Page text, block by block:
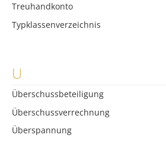
Treuhandkonto
Typklassenverzeichnis
U
Überschussbeteiligung
Überschussverrechnung
Überspannung